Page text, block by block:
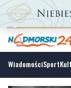
WiadomościSport